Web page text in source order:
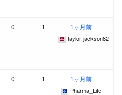
0 1 1ヶ月前
taylor-jackson82
0 1 1ヶ月前
Pharma_Life